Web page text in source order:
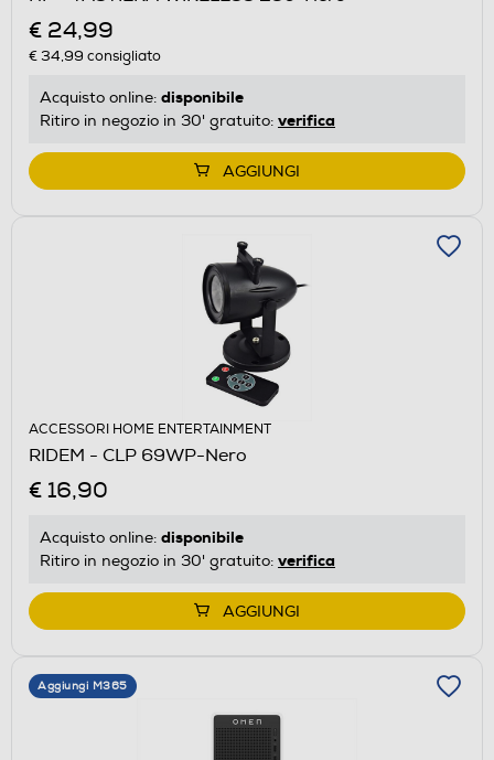
€ 24,99
€ 34,99 consigliato
Acquisto online: disponibile
Ritiro in negozio in 30' gratuito: verifica
AGGIUNGI
ACCESSORI HOME ENTERTAINMENT
RIDEM - CLP 69WP-Nero
€ 16,90
Acquisto online: disponibile
Ritiro in negozio in 30' gratuito: verifica
AGGIUNGI
Aggiungi M365